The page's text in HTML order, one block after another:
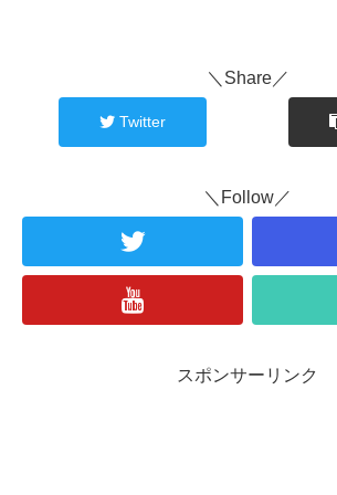
＼Share／
Twitter
＼Follow／
スポンサーリンク